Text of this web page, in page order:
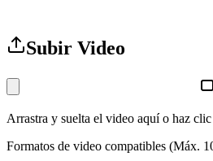
Subir Video
Arrastra y suelta el video aquí o haz
Formatos de video compatibles (Máx.